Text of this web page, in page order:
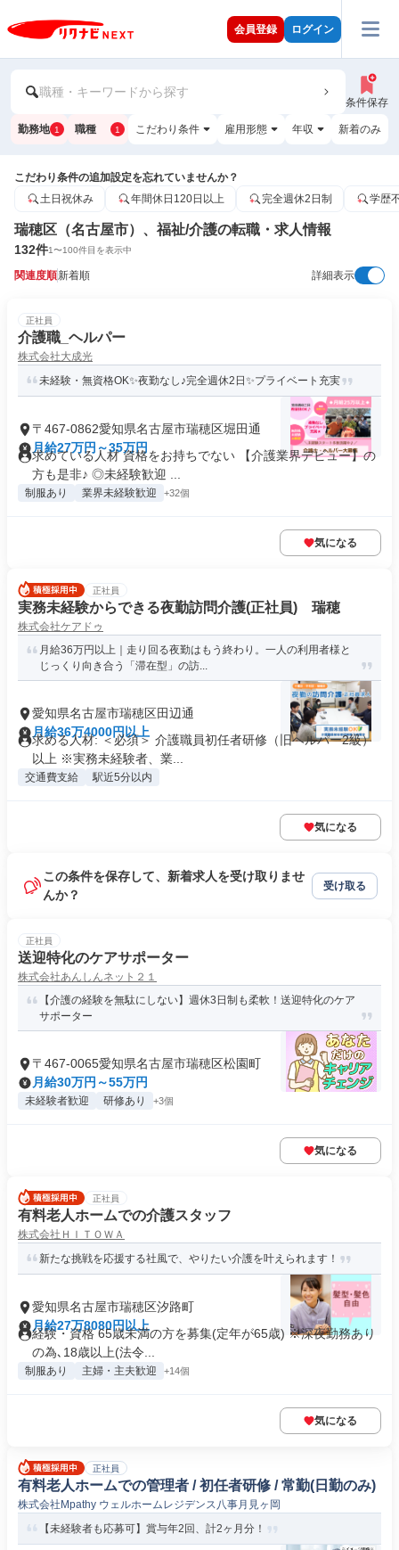
会員登録 ログイン
職種・キーワードから探す
条件保存
勤務地 1 職種 1 こだわり条件 雇用形態 年収 新着のみ
こだわり条件の追加設定を忘れていませんか？
土日祝休み
年間休日120日以上 完全週休2日制 学歴
瑞穂区（名古屋市）、福祉/介護の転職・求人情報
132件1〜100件目を表示中
関連度順新着順 詳細表示
正社員
介護職_ヘルパー
株式会社大成光
未経験・無資格OK✨夜勤なし♪完全週休2日✨プライベート充実
〒467-0862愛知県名古屋市瑞穂区堀田通
月給27万円～35万円
求めている人材 資格をお持ちでない 【介護業界デビュー】の
方も是非♪ ◎未経験歓迎 ...
制服あり 業界未経験歓迎 +32個
気になる
正社員
実務未経験からできる夜勤訪問介護(正社員) 瑞穂
株式会社ケアドゥ
月給36万円以上｜走り回る夜勤はもう終わり。一人の利用者様と
じっくり向き合う「滞在型」の訪...
愛知県名古屋市瑞穂区田辺通
月給36万4000円以上
求める人材: ＜必須＞ 介護職員初任者研修（旧ヘルパー2級）
以上 ※実務未経験者、業...
交通費支給 駅近5分以内
気になる
この条件を保存して、新着求人を受け取りませ
んか？
受け取る
正社員
送迎特化のケアサポーター
株式会社あんしんネット２１
【介護の経験を無駄にしない】週休3日制も柔軟！送迎特化のケア
サポーター
〒467-0065愛知県名古屋市瑞穂区松園町
月給30万円～55万円
未経験者歓迎 研修あり +3個
気になる
正社員
有料老人ホームでの介護スタッフ
株式会社ＨＩＴＯＷＡ
新たな挑戦を応援する社風で、やりたい介護を叶えられます！
愛知県名古屋市瑞穂区汐路町
月給27万8080円以上
経験・資格 65歳未満の方を募集(定年が65歳) ※深夜勤務あり
の為､18歳以上(法令...
制服あり 主婦・主夫歓迎 +14個
気になる
正社員
有料老人ホームでの管理者 / 初任者研修 / 常勤(日勤のみ)
株式会社Mpathy ウェルホームレジデンス八事月見ヶ岡
【未経験者も応募可】賞与年2回、計2ヶ月分！